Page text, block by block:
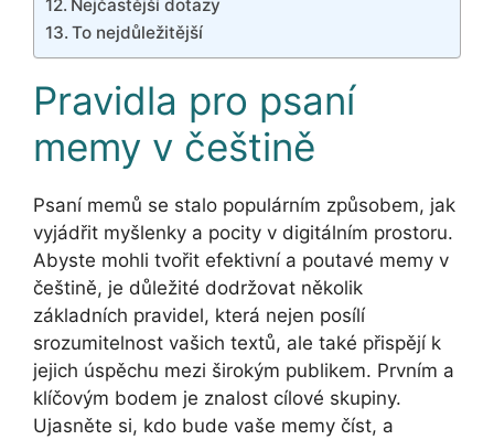
Nejčastější dotazy
To nejdůležitější
Pravidla pro psaní
memy v češtině
Psaní memů se stalo populárním způsobem, jak
vyjádřit myšlenky a pocity v digitálním prostoru.
Abyste mohli tvořit efektivní a poutavé memy v
češtině, je důležité dodržovat několik
základních pravidel, která nejen posílí
srozumitelnost vašich textů, ale také přispějí k
jejich úspěchu mezi širokým publikem. Prvním a
klíčovým bodem je znalost cílové skupiny.
Ujasněte si, kdo bude vaše memy číst, a